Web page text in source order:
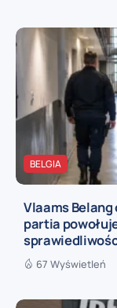
BELGIA
Vlaams
partia
67 Wyświetleń